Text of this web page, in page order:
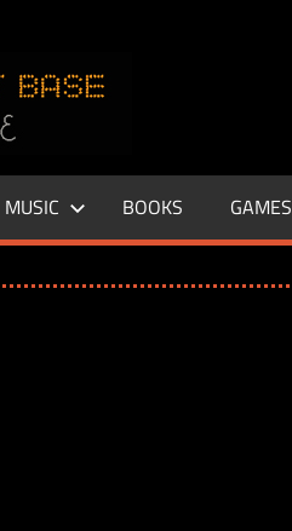
–
LIFE
MUSIC BOOKS GAMES